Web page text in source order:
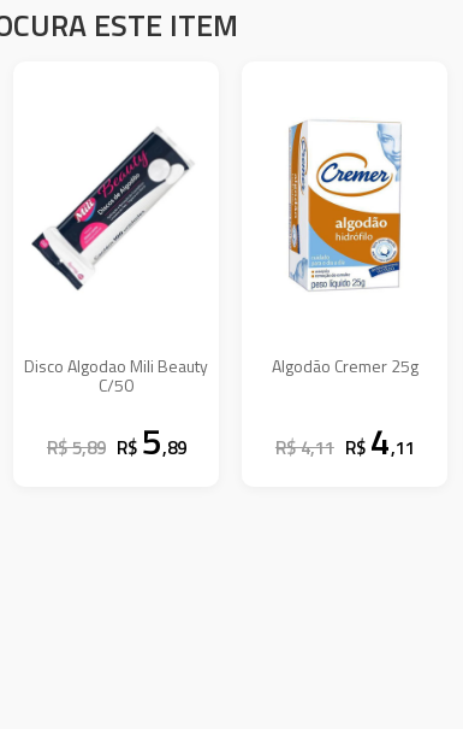
ESTE ITEM
Disco Algodao Mili Beauty
C/50
R$ 5,89 R$ 5,89
Algodão Cremer 25g
R$ 4,11 R$ 4,11